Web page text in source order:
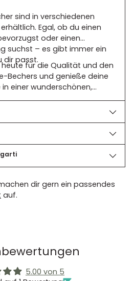
sind in verschiedenen
Egal, ob du einen
oder einen
suchst – es gibt immer ein
dir passt.
für die Qualität und den
Bechers und genieße deine
einer wunderschönen,
dir gern ein passendes
auf.
5.00 von 5